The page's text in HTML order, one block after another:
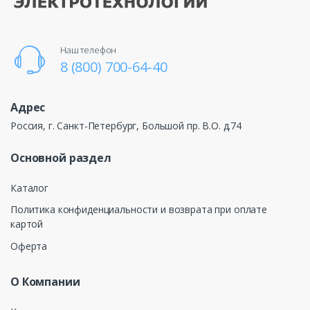
Наш телефон
8 (800) 700-64-40
Адрес
Россия, г. Санкт-Петербург, Большой пр. В.О. д.74
Основной раздел
Каталог
Политика конфиденциальности и возврата при оплате
картой
Оферта
О Компании